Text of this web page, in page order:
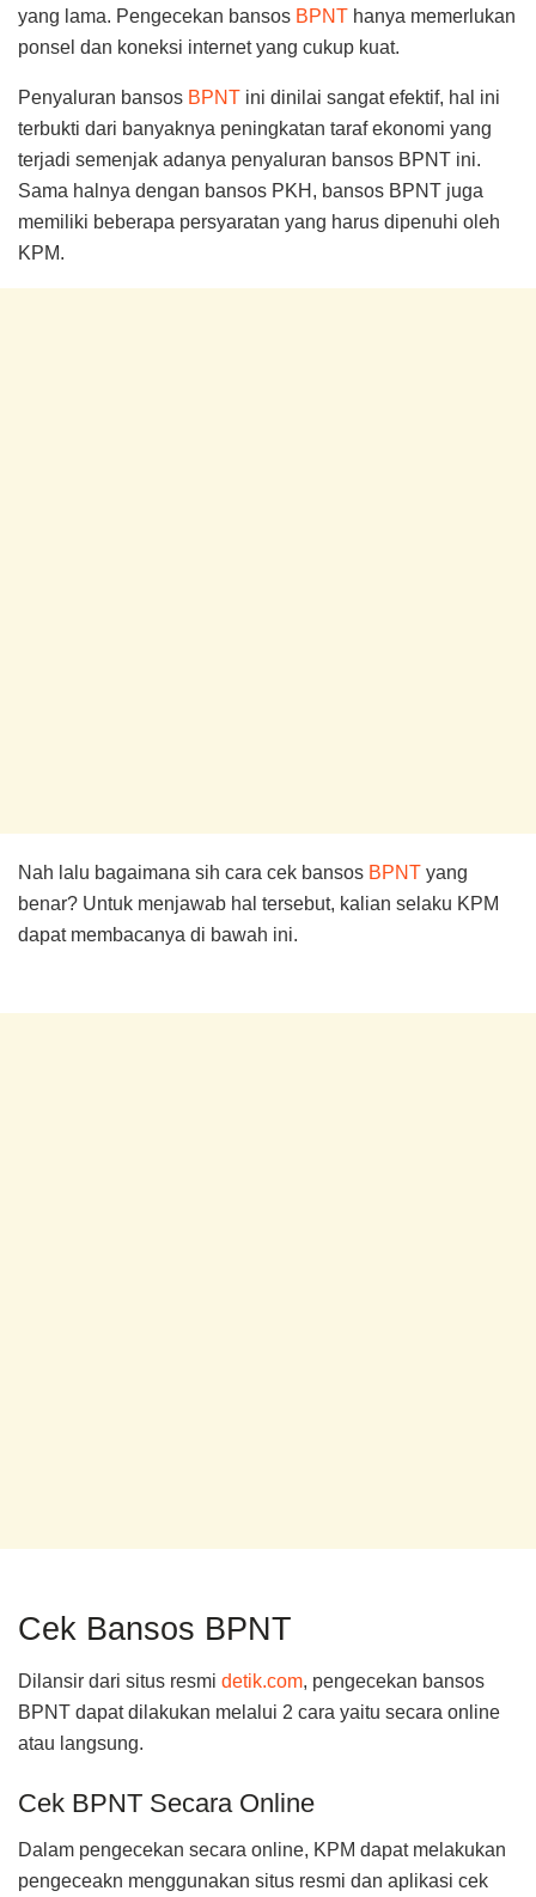
yang lama. Pengecekan bansos BPNT hanya memerlukan
ponsel dan koneksi internet yang cukup kuat.
Penyaluran bansos BPNT ini dinilai sangat efektif, hal ini
terbukti dari banyaknya peningkatan taraf ekonomi yang
terjadi semenjak adanya penyaluran bansos BPNT ini.
Sama halnya dengan bansos PKH, bansos BPNT juga
memiliki beberapa persyaratan yang harus dipenuhi oleh
KPM.
Nah lalu bagaimana sih cara cek bansos BPNT yang
benar? Untuk menjawab hal tersebut, kalian selaku KPM
dapat membacanya di bawah ini.
Cek Bansos BPNT
Dilansir dari situs resmi detik.com, pengecekan bansos
BPNT dapat dilakukan melalui 2 cara yaitu secara online
atau langsung.
Cek BPNT Secara Online
Dalam pengecekan secara online, KPM dapat melakukan
pengeceakn menggunakan situs resmi dan aplikasi cek